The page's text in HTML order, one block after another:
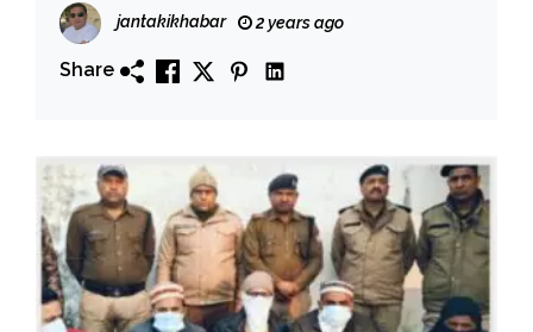
jantakikhabar 2 years ago
Share